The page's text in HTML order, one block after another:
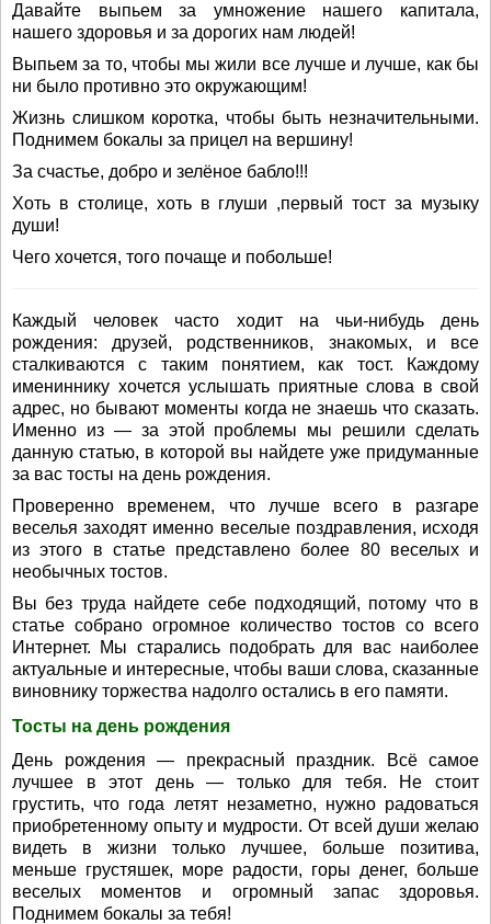
Давайте выпьем за умножение нашего капитала,
нашего здоровья и за дорогих нам людей!
Выпьем за то, чтобы мы жили все лучше и лучше, как бы
ни было противно это окружающим!
Жизнь слишком коротка, чтобы быть незначительными.
Поднимем бокалы за прицел на вершину!
За счастье, добро и зелёное бабло!!!
Хоть в столице, хоть в глуши ,первый тост за музыку
души!
Чего хочется, того почаще и побольше!
Каждый человек часто ходит на чьи-нибудь день
рождения: друзей, родственников, знакомых, и все
сталкиваются с таким понятием, как тост. Каждому
имениннику хочется услышать приятные слова в свой
адрес, но бывают моменты когда не знаешь что сказать.
Именно из — за этой проблемы мы решили сделать
данную статью, в которой вы найдете уже придуманные
за вас тосты на день рождения.
Проверенно временем, что лучше всего в разгаре
веселья заходят именно веселые поздравления, исходя
из этого в статье представлено более 80 веселых и
необычных тостов.
Вы без труда найдете себе подходящий, потому что в
статье собрано огромное количество тостов со всего
Интернет. Мы старались подобрать для вас наиболее
актуальные и интересные, чтобы ваши слова, сказанные
виновнику торжества надолго остались в его памяти.
Тосты на день рождения
День рождения — прекрасный праздник. Всё самое
лучшее в этот день — только для тебя. Не стоит
грустить, что года летят незаметно, нужно радоваться
приобретенному опыту и мудрости. От всей души желаю
видеть в жизни только лучшее, больше позитива,
меньше грустяшек, море радости, горы денег, больше
веселых моментов и огромный запас здоровья.
Поднимем бокалы за тебя!